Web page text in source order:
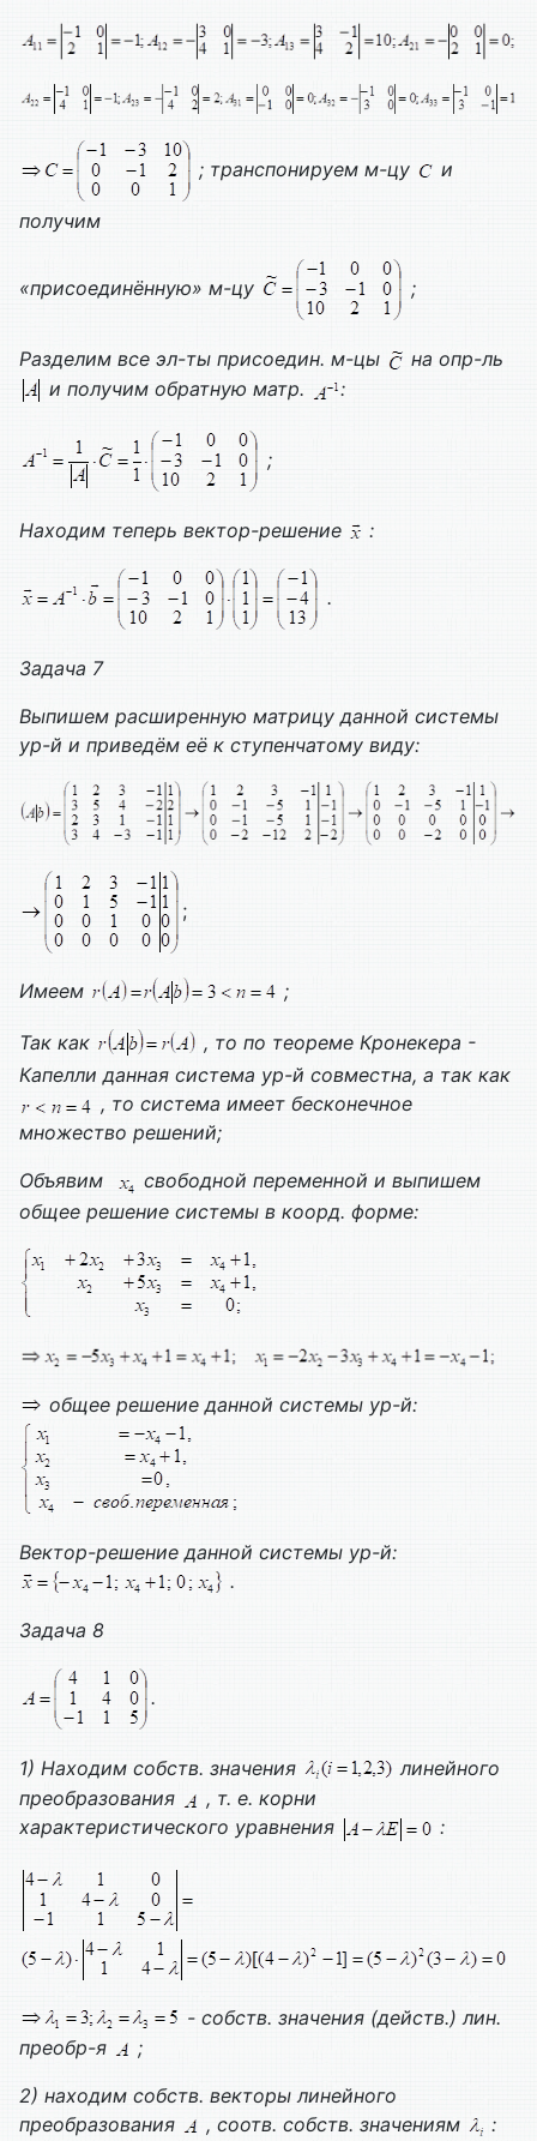
; транспонируем м-цу и
получим
«присоединённую» м-цу ;
Разделим все эл-ты присоедин. м-цы
на опр-ль
и получим обратную матр.
:
;
Находим теперь вектор-решение :
.
Задача 7
Выпишем расширенную матрицу данной системы
ур-й и приведём её к ступенчатому виду:
;
Имеем ;
Так как
, то по теореме Кронекера -
Капелли данная система ур-й совместна, а так как
, то система имеет бесконечное
множество решений;
Объявим
свободной переменной и выпишем
общее решение системы в коорд. форме:
общее решение данной системы ур-й:
Вектор-решение данной системы ур-й:
.
Задача 8
.
1) Находим собств. значения
линейного
преобразования
, т. е. корни
характеристического уравнения
:
- собств. значения (действ.) лин.
преобр-я
;
2) находим собств. векторы линейного
преобразования
, соотв. собств. значениям :